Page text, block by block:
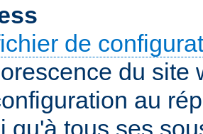
de
du
au
qu'à tous ses